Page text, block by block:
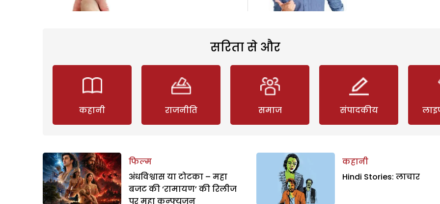
सरिता से और
कहानी राजनीति समाज संपादकीय
फिल्म
अंधविश्वास या टोटका – महा
बजट की ‘रामायण’ की रिलीज
पर महा कन्फ्यूजन
कहानी
Hindi Stories: लाचार